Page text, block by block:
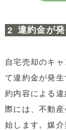
違約金が
自宅売却のキ
て違約金が発
約内容による
際には、不動
始します。媒